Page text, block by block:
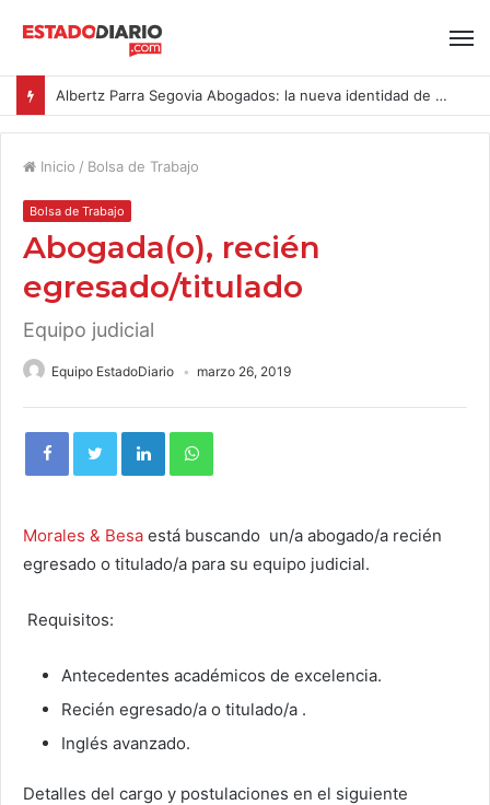
Albertz Parra Segovia Abogados: la nueva identidad de Segovia Consulting
Inicio / Bolsa de Trabajo
Bolsa de Trabajo
Abogada(o), recién
egresado/titulado
Equipo judicial
Equipo EstadoDiario marzo 26, 2019
Morales & Besa está buscando un/a abogado/a recién
egresado o titulado/a para su equipo judicial.
Requisitos:
Antecedentes académicos de excelencia.
Recién egresado/a o titulado/a .
Inglés avanzado.
Detalles del cargo y postulaciones en el siguiente